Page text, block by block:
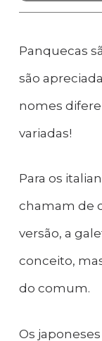
Panquecas
são
nomes
variadas!
Para os
chamam de
versão, a
conceito,
do comum.
Os